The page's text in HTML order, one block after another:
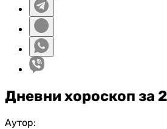
Дневни хороскоп за
Аутор: